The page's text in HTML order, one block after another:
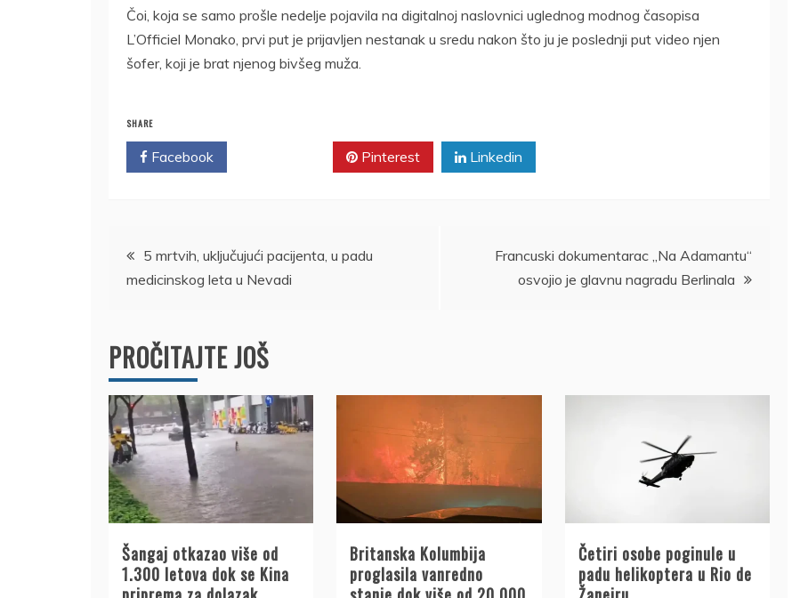
Čoi, koja se samo prošle nedelje pojavila na digitalnoj naslovnici uglednog modnog časopisa
L’Officiel Monako, prvi put je prijavljen nestanak u sredu nakon što ju je poslednji put video njen
šofer, koji je brat njenog bivšeg muža.
SHARE
Facebook Pinterest Linkedin
Kretanje
članka
5 mrtvih, uključujući pacijenta, u padu
medicinskog leta u Nevadi
Francuski dokumentarac „Na Adamantu“
osvojio je glavnu nagradu Berlinala
PROČITAJTE JOŠ
Šangaj otkazao više od
1.300 letova dok se Kina
Britanska Kolumbija
proglasila vanredno
Četiri osobe poginule u
padu helikoptera u Rio de